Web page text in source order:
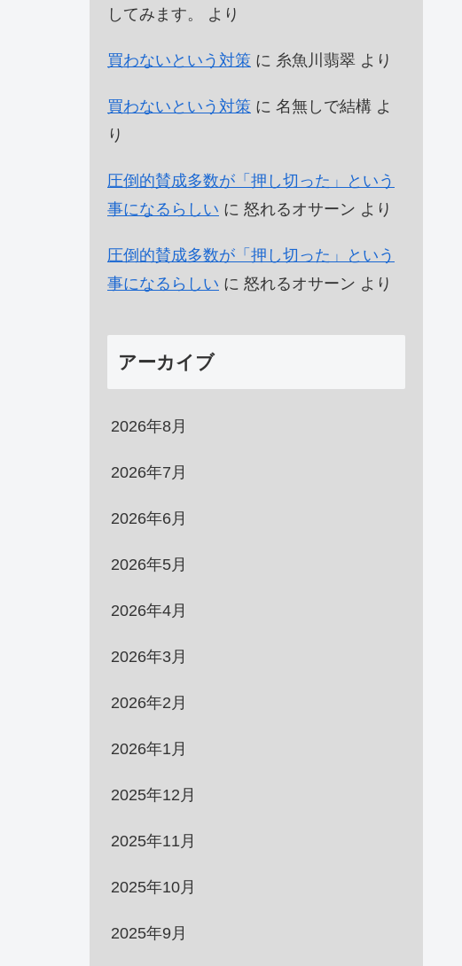
してみます。
より
買わないという対策 に 糸魚川翡翠 より
買わないという対策 に 名無しで結構 よ
り
圧倒的賛成多数が「押し切った」という
事になるらしい に 怒れるオサーン より
圧倒的賛成多数が「押し切った」という
事になるらしい に 怒れるオサーン より
アーカイブ
2026年8月
2026年7月
2026年6月
2026年5月
2026年4月
2026年3月
2026年2月
2026年1月
2025年12月
2025年11月
2025年10月
2025年9月